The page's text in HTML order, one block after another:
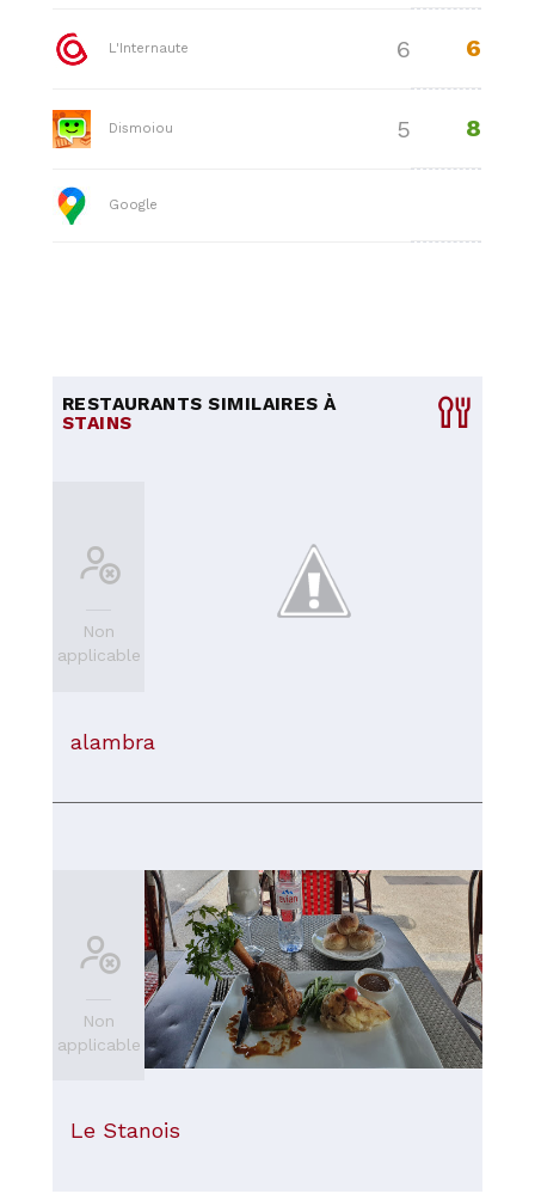
L'Internaute 6 6
Dismoiou 5 8
Google
RESTAURANTS SIMILAIRES À
STAINS
Non
applicable
alambra
Non
applicable
Le Stanois